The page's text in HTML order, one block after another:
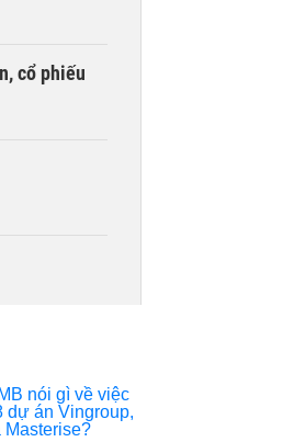
cổ phiếu